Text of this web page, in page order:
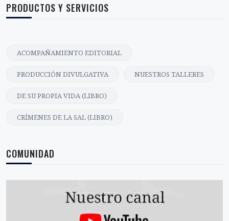
PRODUCTOS Y SERVICIOS
ACOMPAÑAMIENTO EDITORIAL
PRODUCCIÓN DIVULGATIVA NUESTROS TALLERES
DE SU PROPIA VIDA (LIBRO)
CRÍMENES DE LA SAL (LIBRO)
COMUNIDAD